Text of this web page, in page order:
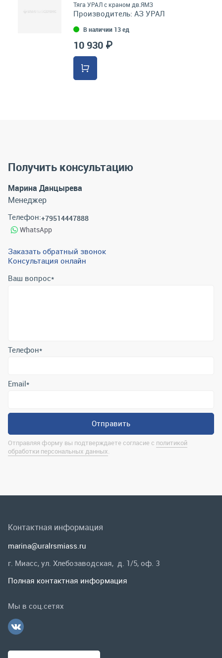
Тяга УРАЛ с краном дв.ЯМЗ
Производитель: АЗ УРАЛ
В наличии 13 ед
10 930 ₽
Получить консультацию
Марина Данцырева
Менеджер
Телефон:+79514447888
WhatsApp
Заказать обратный звонок
Консультация онлайн
Ваш вопрос*
Отправляя форму вы подтверждаете согласие с
Спецпредложения
Контактная информация
marina@uralrsmiass.ru
Заказать звонок